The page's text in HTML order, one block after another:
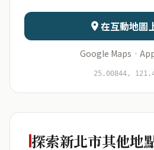
日期 出生
資料僅用於即時分
在互動地圖
Google Maps ·
25.00844,
探索新北市其他地